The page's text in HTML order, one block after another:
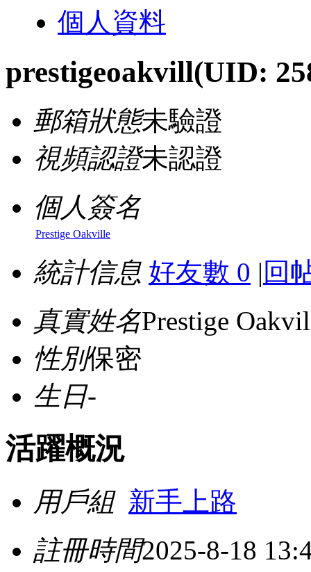
個人資料
prestigeoakvill(UID:
郵箱狀態未驗證
視頻認證未認證
個人簽名
Prestige Oakville
統計信息 好友數 0 | 回
真實姓名Prestige
性別保密
生日-
活躍概況
用戶組 新手上路
註冊時間2025-8-18